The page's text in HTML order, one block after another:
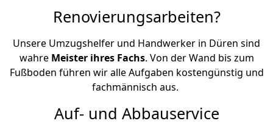
Renovierungsarbeiten?
Unsere Umzugshelfer und Handwerker in Düren sind
wahre Meister ihres Fachs. Von der Wand bis zum
Fußboden führen wir alle Aufgaben kostengünstig und
fachmännisch aus.
Auf- und Abbauservice